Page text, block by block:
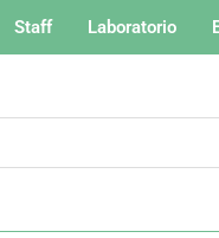
Staff Laboratorio